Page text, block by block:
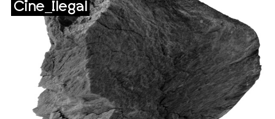
Cine_Ilegal